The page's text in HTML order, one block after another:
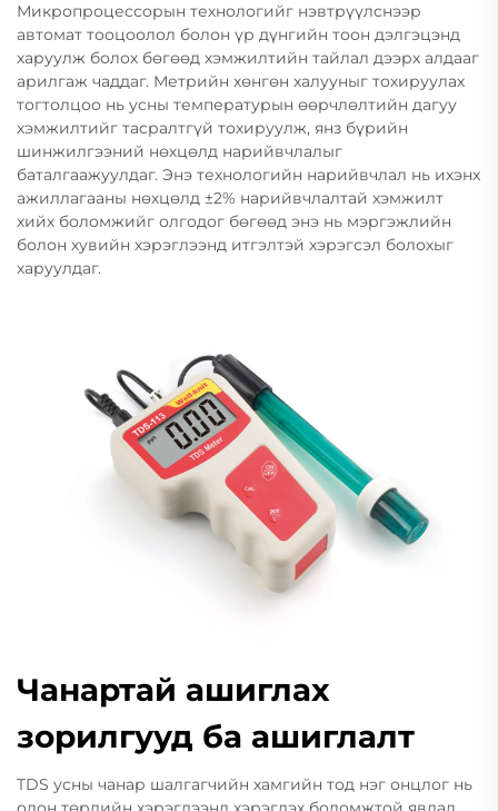
Микропроцессорын технологийг нэвтрүүлснээр
автомат тооцоолол болон үр дүнгийн тоон дэлгэцэнд
харуулж болох бөгөөд хэмжилтийн тайлал дээрх алдааг
арилгаж чаддаг. Метрийн хөнгөн халууныг тохируулах
тогтолцоо нь усны температурын өөрчлөлтийн дагуу
хэмжилтийг тасралтгүй тохируулж, янз бүрийн
шинжилгээний нөхцөлд нарийвчлалыг
баталгаажуулдаг. Энэ технологийн нарийвчлал нь ихэнх
ажиллагааны нөхцөлд ±2% нарийвчлалтай хэмжилт
хийх боломжийг олгодог бөгөөд энэ нь мэргэжлийн
болон хувийн хэрэглээнд итгэлтэй хэрэгсэл болохыг
харуулдаг.
Чанартай ашиглах
зорилгууд ба ашиглалт
TDS усны чанар шалгагчийн хамгийн тод нэг онцлог нь